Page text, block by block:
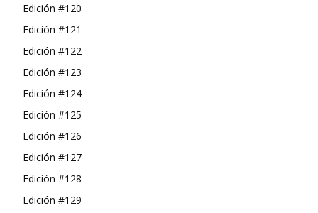
Edición #120
Edición #121
Edición #122
Edición #123
Edición #124
Edición #125
Edición #126
Edición #127
Edición #128
Edición #129